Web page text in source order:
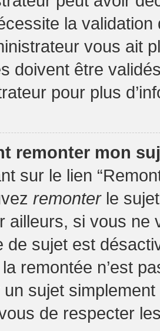
la
vous ait
doivent être
pour plus
remonter mon
sur le lien
remonterle
ailleurs, si vous ne
de sujet est
remontée n’est
un sujet
de respecter